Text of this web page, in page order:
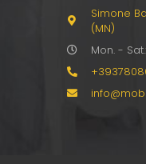
Simone
(MN)
Mon. -